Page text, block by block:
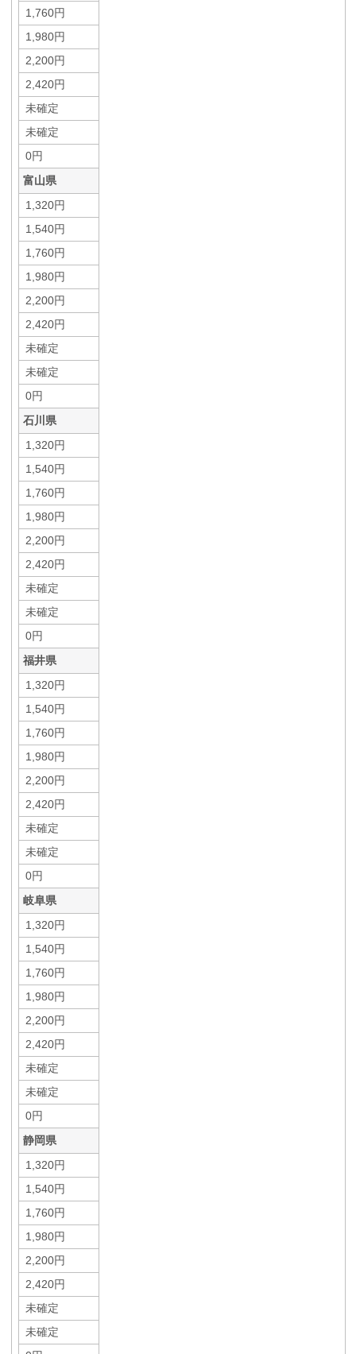
1,760円
1,980円
2,200円
2,420円
未確定
未確定
0円
富山県
1,320円
1,540円
1,760円
1,980円
2,200円
2,420円
未確定
未確定
0円
石川県
1,320円
1,540円
1,760円
1,980円
2,200円
2,420円
未確定
未確定
0円
福井県
1,320円
1,540円
1,760円
1,980円
2,200円
2,420円
未確定
未確定
0円
岐阜県
1,320円
1,540円
1,760円
1,980円
2,200円
2,420円
未確定
未確定
0円
静岡県
1,320円
1,540円
1,760円
1,980円
2,200円
2,420円
未確定
未確定